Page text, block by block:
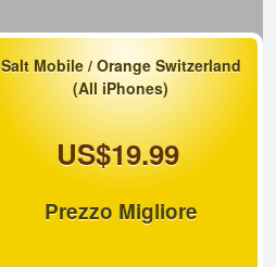
Salt Mobile / Orange Switzerland
(All iPhones)
US$19.99
Prezzo Migliore